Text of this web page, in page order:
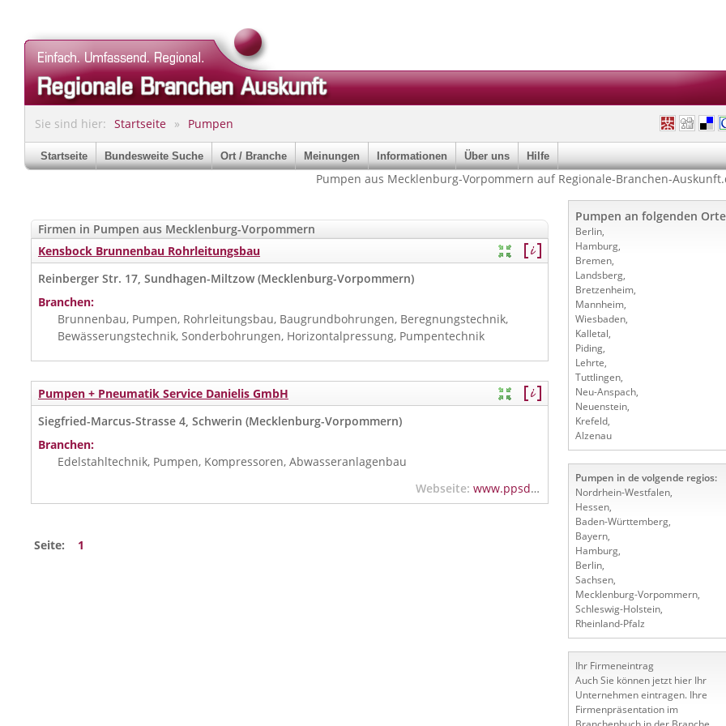
Sie sind hier: Startseite Pumpen
Startseite Bundesweite Suche Ort / Branche Meinungen Informationen Über uns Hilfe
Pumpen aus Mecklenburg-Vorpommern auf Regionale-Branchen-
Firmen in Pumpen aus Mecklenburg-Vorpommern
Kensbock Brunnenbau Rohrleitungsbau
Reinberger Str. 17, Sundhagen-Miltzow (Mecklenburg-Vorpommern)
Branchen:
Brunnenbau, Pumpen, Rohrleitungsbau, Baugrundbohrungen, Beregnungstechnik,
Bewässerungstechnik, Sonderbohrungen, Horizontalpressung, Pumpentechnik
Pumpen + Pneumatik Service Danielis GmbH
Siegfried-Marcus-Strasse 4, Schwerin (Mecklenburg-Vorpommern)
Branchen:
Edelstahltechnik, Pumpen, Kompressoren, Abwasseranlagenbau
Webseite: www.ppsdanielis.de
Seite: 1
Pumpen an folgenden
Berlin,
Hamburg,
Bremen,
Landsberg,
Bretzenheim,
Mannheim,
Wiesbaden,
Kalletal,
Piding,
Lehrte,
Tuttlingen,
Neu-Anspach,
Neuenstein,
Krefeld,
Alzenau
Pumpen in de volgende regios:
Nordrhein-Westfalen,
Hessen,
Baden-Württemberg,
Bayern,
Hamburg,
Berlin,
Sachsen,
Mecklenburg-Vorpommern,
Schleswig-Holstein,
Rheinland-Pfalz
Ihr Firmeneintrag
Auch Sie können jetzt hier Ihr
Unternehmen eintragen. Ihre
Firmenpräsentation im